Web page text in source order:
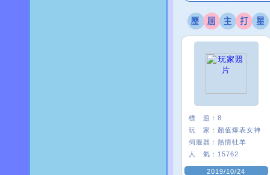
標 題： 8
玩 家： 顏值爆表女神
伺服器： 熱情牡羊
人 氣： 15762
2019/10/24